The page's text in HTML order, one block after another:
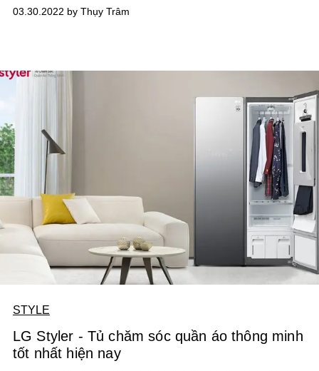
03.30.2022 by Thụy Trâm
STYLE
LG Styler - Tủ chăm sóc quần áo thông minh
tốt nhất hiện nay